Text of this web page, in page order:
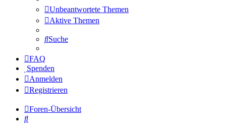
Unbeantwortete Themen
Aktive Themen
Suche
FAQ
Spenden
Anmelden
Registrieren
Foren-Übersicht
Suche